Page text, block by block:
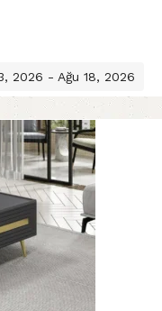
2026 - Ağu 18, 2026